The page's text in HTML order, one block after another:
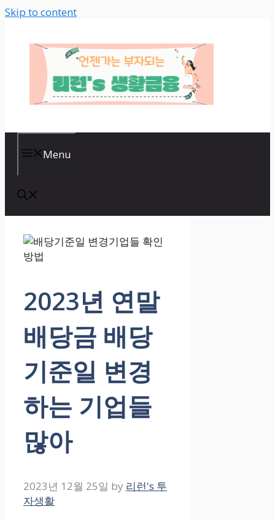
Skip to content
Menu
2023년 연말
배당금 배당
기준일 변경
하는 기업들
많아
2023년 12월 25일 by 리런's 투
자생활